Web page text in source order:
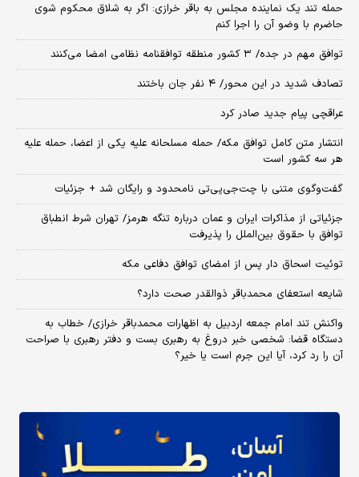
حمله تند یک نماینده مجلس به باقر خرازی: اگر به شلاق محکوم شوی
حاضرم با وضو آن را اجرا کنم
توافق مهم در جده/ ۳ کشور منطقه توافقنامه نظامی امضا می‌کنند
تصادف شدید در این محور/ ۴ نفر جان باختند
عراقچی پیام جدید صادر کرد
انتشار متن کامل توافق مکه/ حمله مسلحانه علیه یکی از اعضا، حمله علیه
هر سه کشور است
گفت‌وگوی متنی با چت‌جی‌پی‌تی نامحدود و رایگان شد + جزئیات
جزئیاتی از مذاکرات ایران و عمان درباره تنگه هرمز/ تهران شرط انطباق
توافق با حقوق بین‌الملل را پذیرفت
توئیت اسحاق دار پس از امضای توافق دفاعی مکه
شایعه استعفای محمدباقر ذوالقدر صحت دارد؟
واکنش تند امام جمعه اردبیل به اظهارات محمدباقر خرازی/ خطاب به
دستگاه قضا: شخصی خبر دروغ به رهبری بست و دفتر رهبری با صراحت
آن را رد کرد، آیا این جرم است یا خیر؟